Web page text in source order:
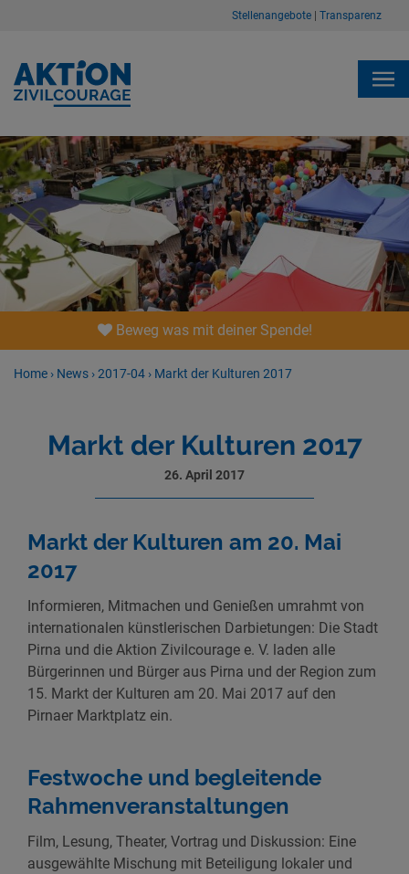
Stellenangebote Transparenz
Beweg was mit deiner Spende!
Home › News ›2017-04 › Markt der Kulturen 2017
Markt der Kulturen 2017
26. April 2017
Markt der Kulturen am 20. Mai
2017
Informieren, Mitmachen und Genießen umrahmt von
internationalen künstlerischen Darbietungen: Die Stadt
Pirna und die Aktion Zivilcourage e. V. laden alle
Bürgerinnen und Bürger aus Pirna und der Region zum
15. Markt der Kulturen am 20. Mai 2017 auf den
Pirnaer Marktplatz ein.
Festwoche und begleitende
Rahmenveranstaltungen
Film, Lesung, Theater, Vortrag und Diskussion: Eine
ausgewählte Mischung mit Beteiligung lokaler und